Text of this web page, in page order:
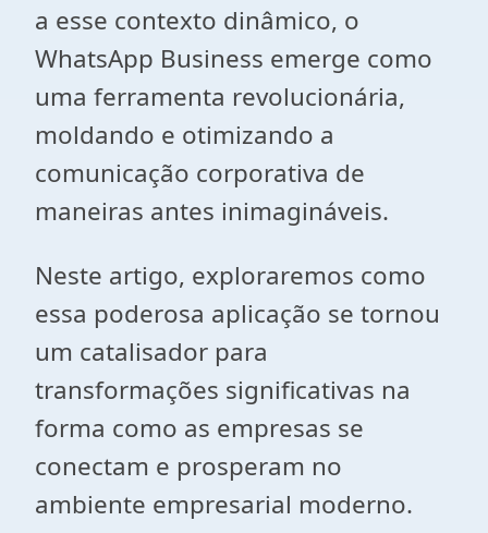
a esse contexto dinâmico, o
WhatsApp Business emerge como
uma ferramenta revolucionária,
moldando e otimizando a
comunicação corporativa de
maneiras antes inimagináveis.
Neste artigo, exploraremos como
essa poderosa aplicação se tornou
um catalisador para
transformações significativas na
forma como as empresas se
conectam e prosperam no
ambiente empresarial moderno.